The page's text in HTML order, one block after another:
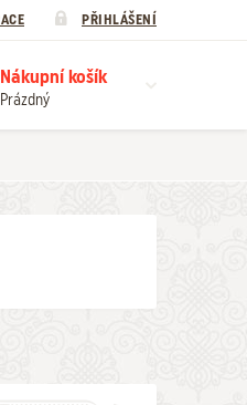
PŘIHLÁŠENÍ
Nákupní košík
Prázdný